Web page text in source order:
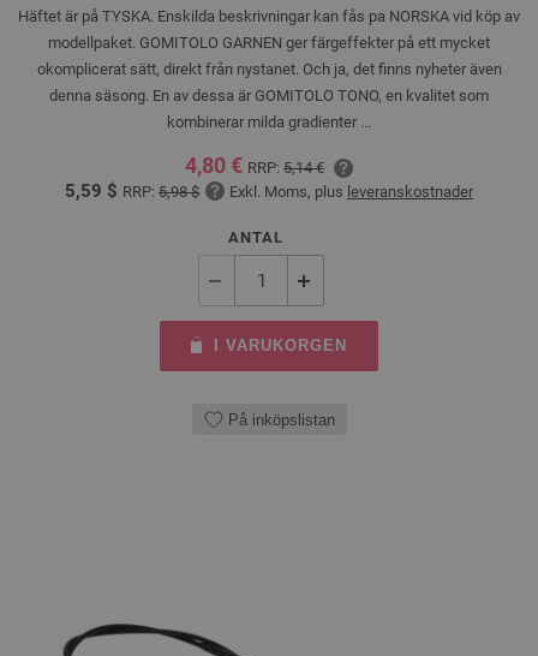
Häftet är på TYSKA. Enskilda beskrivningar kan fås pa NORSKA vid köp av
modellpaket. GOMITOLO GARNEN ger färgeffekter på ett mycket
okomplicerat sätt, direkt från nystanet. Och ja, det finns nyheter även
denna säsong. En av dessa är GOMITOLO TONO, en kvalitet som
kombinerar milda gradienter ...
4,80 € RRP: 5,14 €
5,59 $ RRP: 5,98 $ Exkl. Moms, plus leveranskostnader
ANTAL
I VARUKORGEN
På inköpslistan